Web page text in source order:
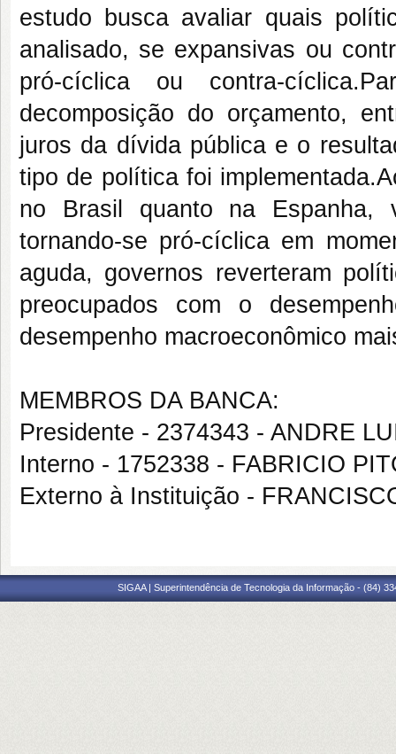
estudo busca avaliar quais
analisado, se expansivas ou
pró-cíclica ou contra-
decomposição do orçamento,
juros da dívida pública e o
tipo de política foi
no Brasil quanto na Espanha,
tornando-se pró-cíclica em
aguda, governos reverteram
preocupados com o
desempenho macroeconômico
MEMBROS DA BANCA:
Presidente - 2374343 - ANDRE
Interno - 1752338 - FABRICIO
Externo à Instituição -
SIGAA | Superintendência de Tecnologia da Informação - (84)